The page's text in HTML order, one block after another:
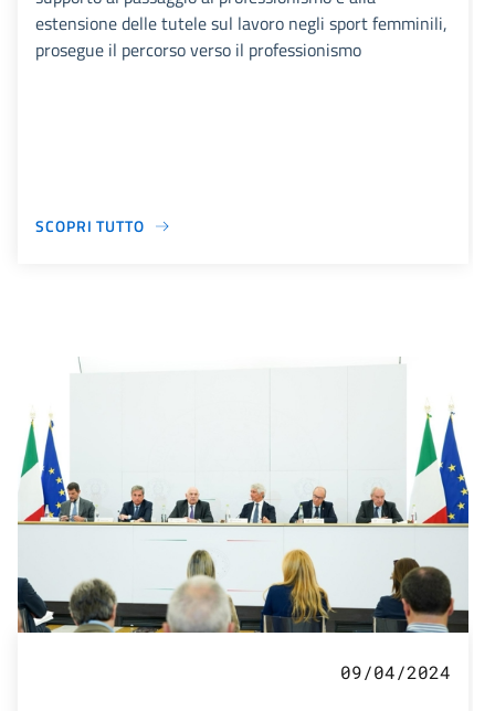
estensione delle tutele sul lavoro negli sport femminili,
prosegue il percorso verso il professionismo
SCOPRI TUTTO
09/04/2024